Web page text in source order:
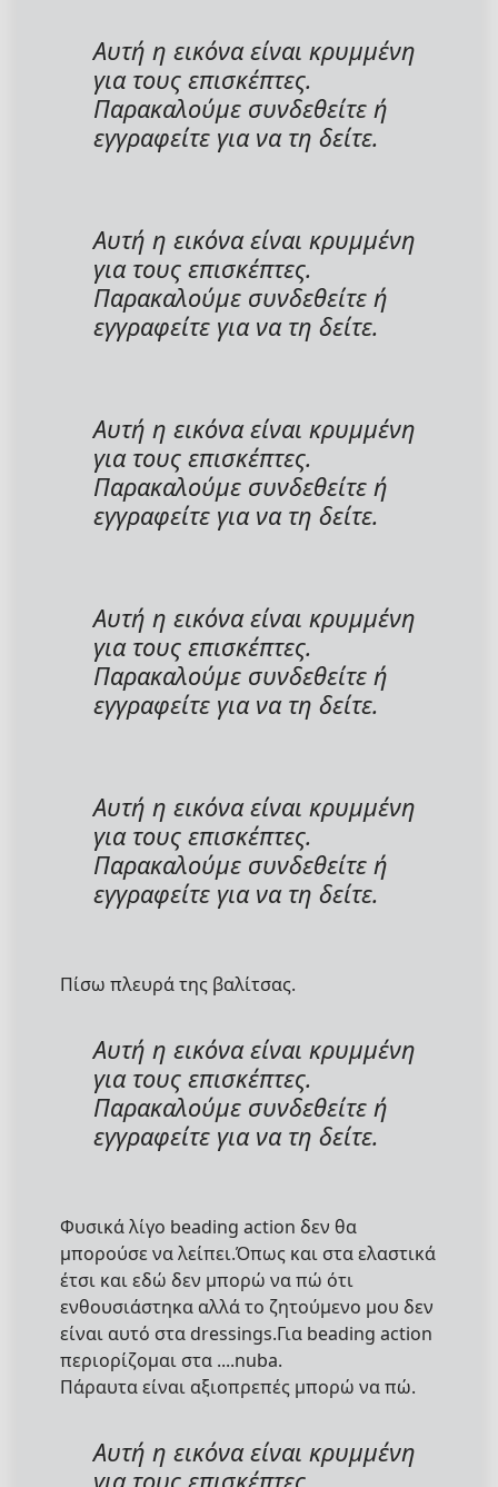
Αυτή η εικόνα είναι κρυμμένη
για τους επισκέπτες.
Παρακαλούμε συνδεθείτε ή
εγγραφείτε για να τη δείτε.
Αυτή η εικόνα είναι κρυμμένη
για τους επισκέπτες.
Παρακαλούμε συνδεθείτε ή
εγγραφείτε για να τη δείτε.
Αυτή η εικόνα είναι κρυμμένη
για τους επισκέπτες.
Παρακαλούμε συνδεθείτε ή
εγγραφείτε για να τη δείτε.
Αυτή η εικόνα είναι κρυμμένη
για τους επισκέπτες.
Παρακαλούμε συνδεθείτε ή
εγγραφείτε για να τη δείτε.
Αυτή η εικόνα είναι κρυμμένη
για τους επισκέπτες.
Παρακαλούμε συνδεθείτε ή
εγγραφείτε για να τη δείτε.
Πίσω πλευρά της βαλίτσας.
Αυτή η εικόνα είναι κρυμμένη
για τους επισκέπτες.
Παρακαλούμε συνδεθείτε ή
εγγραφείτε για να τη δείτε.
Φυσικά λίγο beading action δεν θα
μπορούσε να λείπει.Όπως και στα ελαστικά
έτσι και εδώ δεν μπορώ να πώ ότι
ενθουσιάστηκα αλλά το ζητούμενο μου δεν
είναι αυτό στα dressings.Για beading action
περιορίζομαι στα ....nuba.
Πάραυτα είναι αξιοπρεπές μπορώ να πώ.
Αυτή η εικόνα είναι κρυμμένη